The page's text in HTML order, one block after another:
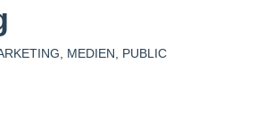
MEDIEN
PUBLIC